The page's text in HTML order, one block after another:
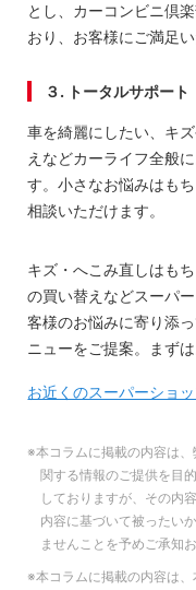
とし、カーコンビニ倶
おり、お客様にご満足
３. トータルサポート
車を綺麗にしたい、キ
えなどカーライフ全般
す。小さなお悩みはも
相談いただけます。
キズ・へこみ直しはも
の買い替えなどスーパ
客様のお悩みに寄り添
ニューをご提案。まず
お近くのスーパーショ
※本コラムに掲載の内容は
関する情報のご提供を目
しておりますが、その内
内容に基づいて被ったい
ませんことを予めご承知
※本コラムに掲載の内容は